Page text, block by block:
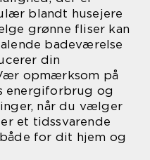
blandt husejere
grønne fliser kan
badeværelse
din
opmærksom på
energiforbrug og
når du vælger
et tidssvarende
for dit hjem og